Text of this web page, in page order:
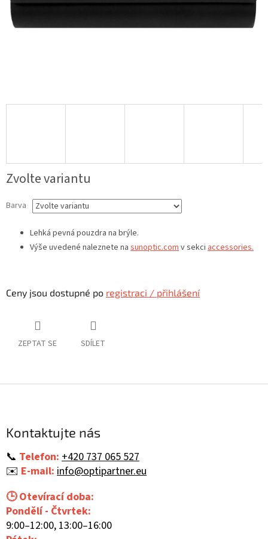
Zvolte variantu
Barva
Lehká pevná pouzdra na brýle.
Výše uvedené naleznete na sunoptic.comv sekci accessories.
Ceny jsou dostupné po registraci / přihlášení
ZEPTAT SE SDÍLET
Kontaktujte nás
📞 Telefon: +420 737 065 527
✉️ E-mail: info@optipartner.eu
🕒 Otevírací doba:
Pondělí - Čtvrtek:
9:00–12:00, 13:00–16:00